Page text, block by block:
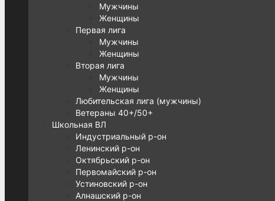
Мужчины
Женщины
Первая лига
Мужчины
Женщины
Вторая лига
Мужчины
Женщины
Любительская лига (мужчины)
Ветераны 40+/50+
Школьная ВЛ
Индустриальный р-он
Ленинский р-он
Октябрьский р-он
Первомайский р-он
Устиновский р-он
Алнашский р-он